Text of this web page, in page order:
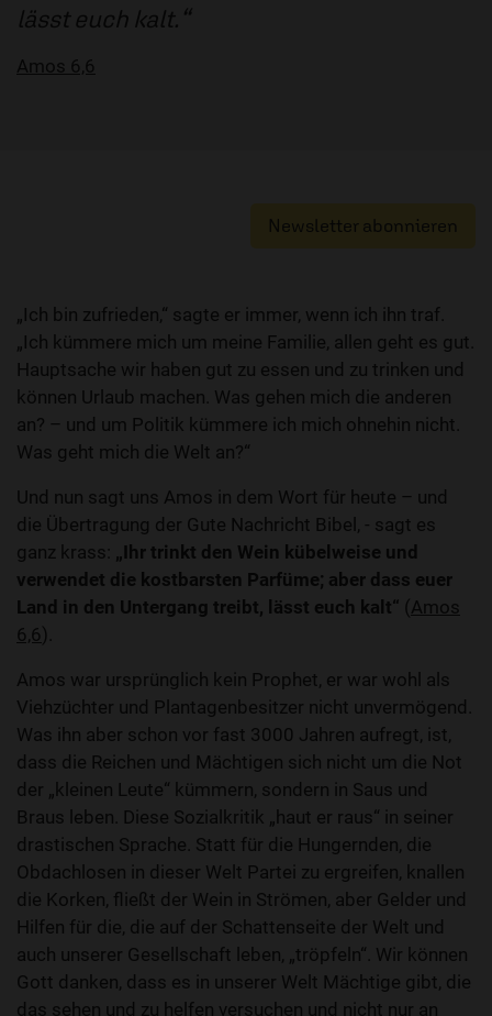
lässt euch kalt.
Amos 6,6
Newsletter abonnieren
„Ich bin zufrieden,“ sagte er immer, wenn ich ihn traf.
„Ich kümmere mich um meine Familie, allen geht es gut.
Hauptsache wir haben gut zu essen und zu trinken und
können Urlaub machen. Was gehen mich die anderen
an? – und um Politik kümmere ich mich ohnehin nicht.
Was geht mich die Welt an?“
Und nun sagt uns Amos in dem Wort für heute – und
die Übertragung der Gute Nachricht Bibel, - sagt es
ganz krass: „Ihr trinkt den Wein kübelweise und
verwendet die kostbarsten Parfüme; aber dass euer
Land in den Untergang treibt, lässt euch kalt“ (Amos
6,6).
Amos war ursprünglich kein Prophet, er war wohl als
Viehzüchter und Plantagenbesitzer nicht unvermögend.
Was ihn aber schon vor fast 3000 Jahren aufregt, ist,
dass die Reichen und Mächtigen sich nicht um die Not
der „kleinen Leute“ kümmern, sondern in Saus und
Braus leben. Diese Sozialkritik „haut er raus“ in seiner
drastischen Sprache. Statt für die Hungernden, die
Obdachlosen in dieser Welt Partei zu ergreifen, knallen
die Korken, fließt der Wein in Strömen, aber Gelder und
Hilfen für die, die auf der Schattenseite der Welt und
auch unserer Gesellschaft leben, „tröpfeln“. Wir können
Gott danken, dass es in unserer Welt Mächtige gibt, die
das sehen und zu helfen versuchen und nicht nur an